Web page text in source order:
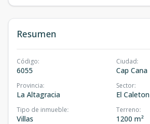
Resumen
Código:
6055
Ciudad:
Cap Cana
Provincia:
La Altagracia
Sector:
El Caleton
Tipo de inmueble:
Villas
Terreno:
1200 m²